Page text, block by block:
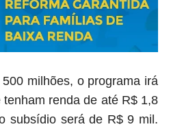
milhões, o programa irá
renda de até R$ 1,8
subsídio será de R$ 9 mil.